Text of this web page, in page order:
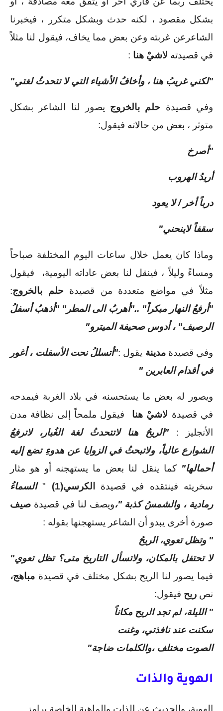
الشاعرعن غربته وعن بعض مما يخاف، فيقول لنا مثلاً
في قصيدته لاشيْ هنا :
"لكني غريبُ هنا ، وأخافُ الأشياء التي لا تتحدثُ لغتي"
وفي قصيدة حلم بالخروج
متوثر ، بعض من حالاته فيقول:
"أصرخ
أريدُ الهروب
درباً أخر / لا يعود
سقفاً لاينحني"
مثلاً في مواضع متعددة من قصيدة حلم بالخروج:
الرصيف" ، أدوس صحيفة الميترو"
وفي قصيدة مدينة يقول :
في أقدام العابرين "
في قصيدة لاشيْ هنا
الأنجليز :
أحمالها"
سخريته فينتقده في قصيدة الكرسي(1) "
رمادية ، والشمسُ كذبة "،ويصف لنا في قصيدة صيف
صورة أخرى يبدو أن الشاعر يستهجنها بقوله :
" وتظل تعوي، الريحُ
لا تحتفل بالمكان، ولاتسأل التاريخ متى؟ تظل تعوي"
فيما يصور لنا الريح بشكل مختلف في قصيدة مباهج،
نص ريح فيقول:
" الليلة، لم تجد الريح مكاناً
سكنت عند نافذتي، وغنت
الصوت مختلف ،والكلمات ضاجة"
الهوية والذات